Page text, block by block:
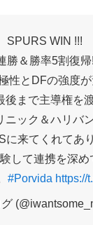
SPURS WIN !!!
勝＆勝率5割復帰
性とDFの強度が
まで主導権を
ニック＆ハリバン
に来てくれてあ
して連携を深め
#Porvida https://